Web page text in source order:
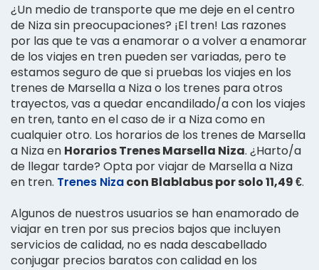
¿Un medio de transporte que me deje en el centro
de Niza sin preocupaciones? ¡El tren! Las razones
por las que te vas a enamorar o a volver a enamorar
de los viajes en tren pueden ser variadas, pero te
estamos seguro de que si pruebas los viajes en los
trenes de Marsella a Niza o los trenes para otros
trayectos, vas a quedar encandilado/a con los viajes
en tren, tanto en el caso de ir a Niza como en
cualquier otro. Los horarios de los trenes de Marsella
a Niza en Horarios Trenes Marsella Niza. ¿Harto/a
de llegar tarde? Opta por viajar de Marsella a Niza
en tren. Trenes Nizacon Blablabus por solo 11,49 €.
Algunos de nuestros usuarios se han enamorado de
viajar en tren por sus precios bajos que incluyen
servicios de calidad, no es nada descabellado
conjugar precios baratos con calidad en los